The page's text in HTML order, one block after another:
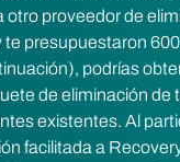
otro proveedor de
presupuestaron
podrías
de eliminación de
existentes. Al
facilitada a